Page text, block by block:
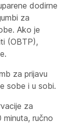
dodirne
za
Ako je
(OBTP),
za prijavu
sobe i u sobi.
za
ručno